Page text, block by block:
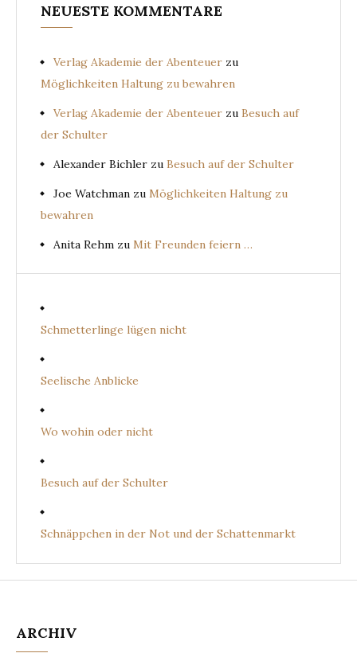
NEUESTE KOMMENTARE
Verlag Akademie der Abenteuer zu
Möglichkeiten Haltung zu bewahren
Verlag Akademie der Abenteuer zu Besuch auf
der Schulter
Alexander Bichler zu Besuch auf der Schulter
Joe Watchman zu Möglichkeiten Haltung zu
bewahren
Anita Rehm zu Mit Freunden feiern …
Schmetterlinge lügen nicht
Seelische Anblicke
Wo wohin oder nicht
Besuch auf der Schulter
Schnäppchen in der Not und der Schattenmarkt
ARCHIV